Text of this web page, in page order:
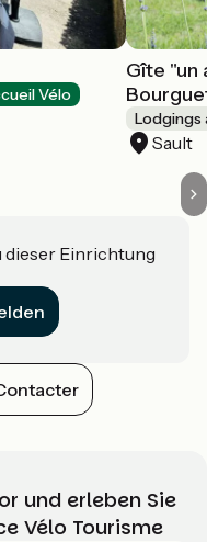
Vélo
Gîte "un
Lodgings
Sault
dieser Einrichtung
und erleben Sie
Vélo Tourisme